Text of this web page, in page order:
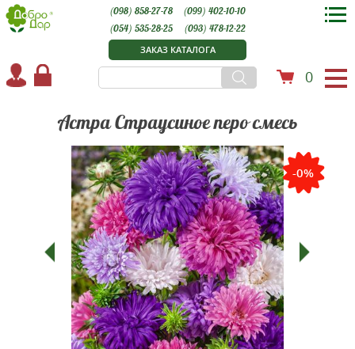
ЗАКАЗ КАТАЛОГА
0
(098) 858-27-78
(099) 402-10-10
(054) 535-28-25
(093) 478-12-22
Астра Страусиное перо смесь
-0%